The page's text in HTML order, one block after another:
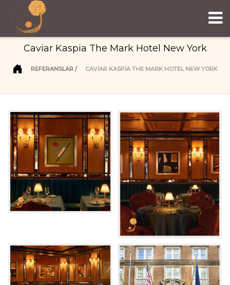
Caviar Kaspia The Mark Hotel New York
REFERANSLAR CAVIAR KASPIA THE MARK HOTEL NEW YORK